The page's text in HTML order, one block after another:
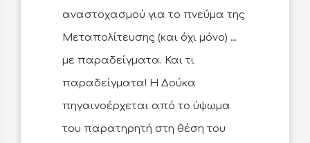
αναστοχασμού για το πνεύμα της
Μεταπολίτευσης (και όχι μόνο) …
με παραδείγματα. Και τι
παραδείγματα! Η Δούκα
πηγαινοέρχεται από το ύψωμα
του παρατηρητή στη θέση του